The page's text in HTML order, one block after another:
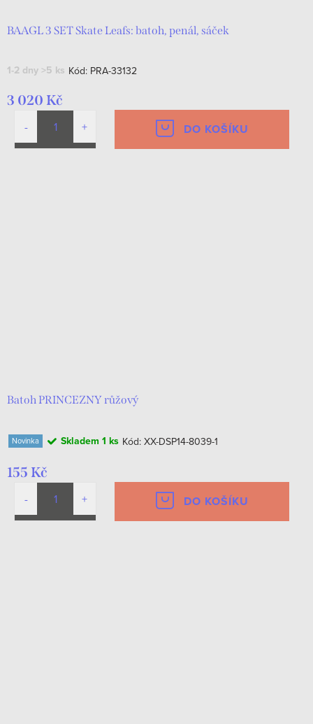
BAAGL 3 SET Skate Leafs: batoh, penál, sáček
1-2 dny >5 ks Kód: PRA-33132
3 020 Kč
DO KOŠÍKU
Batoh PRINCEZNY růžový
Novinka Skladem 1 ks Kód: XX-DSP14-8039-1
155 Kč
DO KOŠÍKU